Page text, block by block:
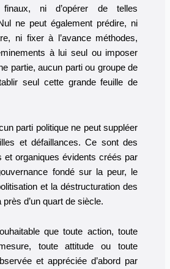
finaux, ni d’opérer de telles
ne peut également prédire, ni
ni fixer à l’avance méthodes,
à lui seul ou imposer
partie, aucun parti ou groupe de
seul cette grande feuille de
parti politique ne peut suppléer
et défaillances. Ce sont des
et organiques évidents créés par
fondé sur la peur, le
et la déstructuration des
d’un quart de siècle.
que toute action, toute
toute attitude ou toute
et appréciée d’abord par